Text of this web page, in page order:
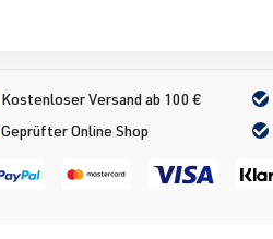
Kostenloser Versand ab 100 €
Geprüfter Online Shop